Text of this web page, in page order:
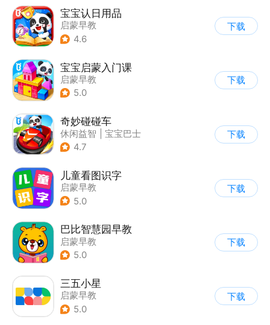
宝宝认日用品
启蒙早教
4.6
下载
宝宝启蒙入门课
启蒙早教
5.0
下载
奇妙碰碰车
休闲益智
宝宝巴士
| 儿童游戏
4.7
下载
儿童看图识字
启蒙早教
5.0
下载
巴比智慧园早教
启蒙早教
5.0
下载
三五小星
启蒙早教
5.0
下载